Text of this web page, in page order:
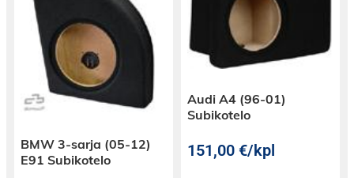
BMW 3-sarja (05-12)
E91 Subikotelo
Audi A4 (96-01)
Subikotelo
151,00€/kpl